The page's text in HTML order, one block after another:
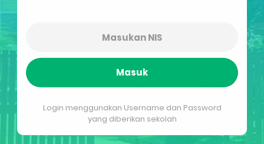
Masuk
Login menggunakan Username dan Password
yang diberikan sekolah